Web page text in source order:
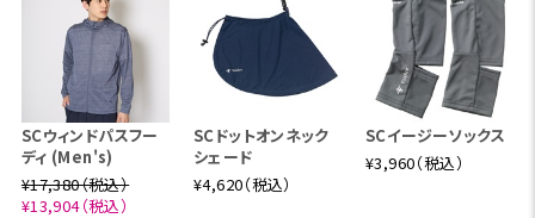
SCウィンドパスフー
ディ (Men's)
¥17,380（税込）
¥13,904（税込）
SCドットオンネック
シェード
¥4,620（税込）
SCイージーソックス
¥3,960（税込）